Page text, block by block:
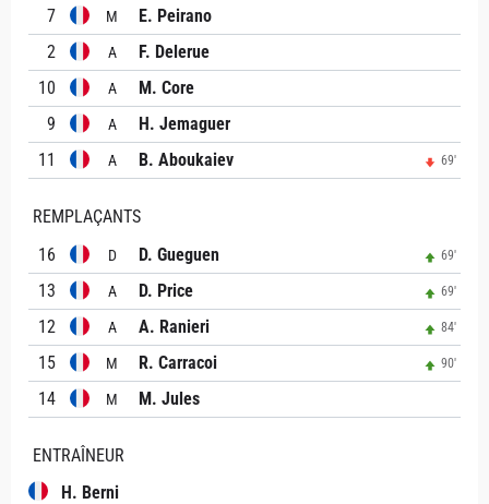
7
M
E. Peirano
2
A
F. Delerue
10
A
M. Core
9
A
H. Jemaguer
11
A B. Aboukaiev 69'
REMPLAÇANTS
16
D D. Gueguen 69'
13 A D. Price 69'
12 A A. Ranieri 84'
15 M R. Carracoi 90'
14 M M. Jules
ENTRAÎNEUR
H. Berni